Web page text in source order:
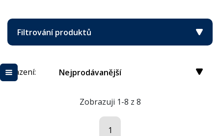
Filtrování produktů
Řazení: Nejprodávanější
Zobrazuji 1-8 z 8
1